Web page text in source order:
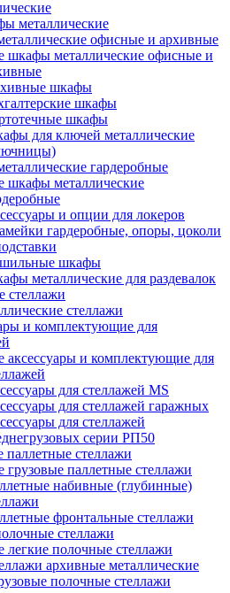
металлические
офисные и архивные
шкафы металлические офисные и
шкафы
шкафы
шкафы
для ключей металлические
гардеробные
шкафы металлические
и опции для локеров
гардеробные, опоры, цоколи
шкафы
металлические для раздевалок
стеллажи
стеллажи
и комплектующие для
аксессуары и комплектующие для
для стеллажей MS
для стеллажей гаражных
для стеллажей
серии РП50
паллетные стеллажи
грузовые паллетные стеллажи
набивные (глубинные)
фронтальные стеллажи
стеллажи
легкие полочные стеллажи
архивные металлические
полочные стеллажи